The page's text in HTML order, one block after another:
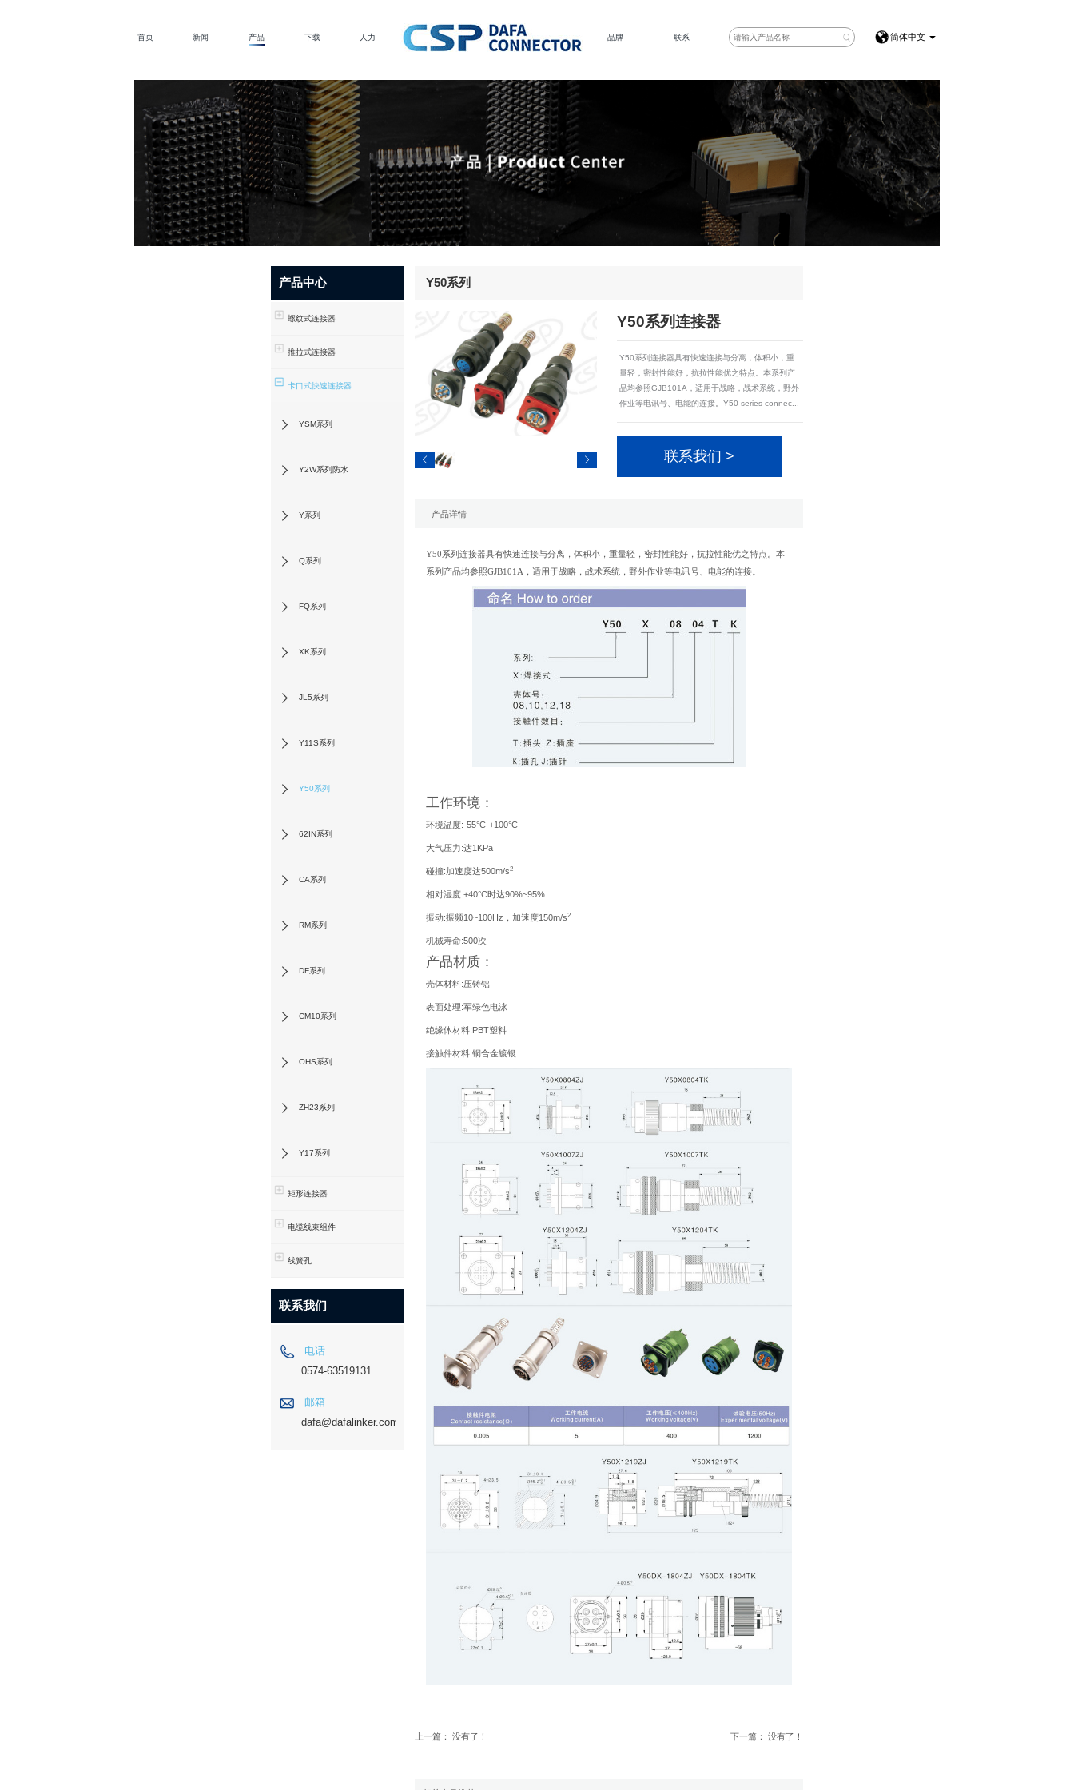
首页 新闻 产品 下载 人力 品牌 联系 简体中文
产品中心
螺纹式连接器
推拉式连接器
卡口式快速连接器
YSM系列
Y2W系列防水
Y系列
Q系列
FQ系列
XK系列
JL5系列
Y11S系列
Y50系列
62IN系列
CA系列
RM系列
DF系列
CM10系列
OHS系列
ZH23系列
Y17系列
矩形连接器
电缆线束组件
线簧孔
联系我们
电话
0574-63519131
邮箱
dafa@dafalinker.com
Y50系列
Y50系列连接器
Y50系列连接器具有快速连接与分离，体积小，重
量轻，密封性能好，抗拉性能优之特点。本系列产
品均参照GJB101A，适用于战略，战术系统，野外
作业等电讯号、电能的连接。Y50 series connec...
联系我们 >
产品详情
Y50系列连接器具有快速连接与分离，体积小，重量轻，密封性能好，抗拉性能优之特点。本
系列产品均参照GJB101A，适用于战略，战术系统，野外作业等电讯号、电能的连接。
工作环境：
环境温度:-55°C-+100°C
大气压力:达1KPa
碰撞:加速度达500m/s2
相对湿度:+40°C时达90%~95%
振动:振频10~100Hz，加速度150m/s2
机械寿命:500次
产品材质：
壳体材料:压铸铝
表面处理:军绿色电泳
绝缘体材料:PBT塑料
接触件材料:铜合金镀银
上一篇： 没有了！ 下一篇： 没有了！